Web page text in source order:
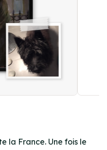
la France. Une fois le